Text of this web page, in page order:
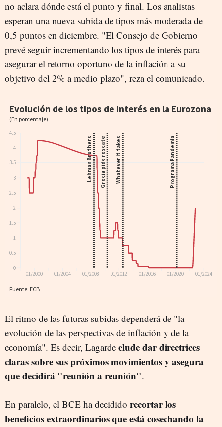
no aclara dónde está el punto y final. Los analistas
esperan una nueva subida de tipos más moderada de
0,5 puntos en diciembre. "El Consejo de Gobierno
prevé seguir incrementando los tipos de interés para
asegurar el retorno oportuno de la inflación a su
objetivo del 2% a medio plazo", reza el comunicado.
El ritmo de las futuras subidas dependerá de "la
evolución de las perspectivas de inflación y de la
economía". Es decir, Lagarde elude dar directrices
claras sobre sus próximos movimientos y asegura
que decidirá "reunión a reunión".
En paralelo, el BCE ha decidido recortar los
beneficios extraordinarios que está cosechando la